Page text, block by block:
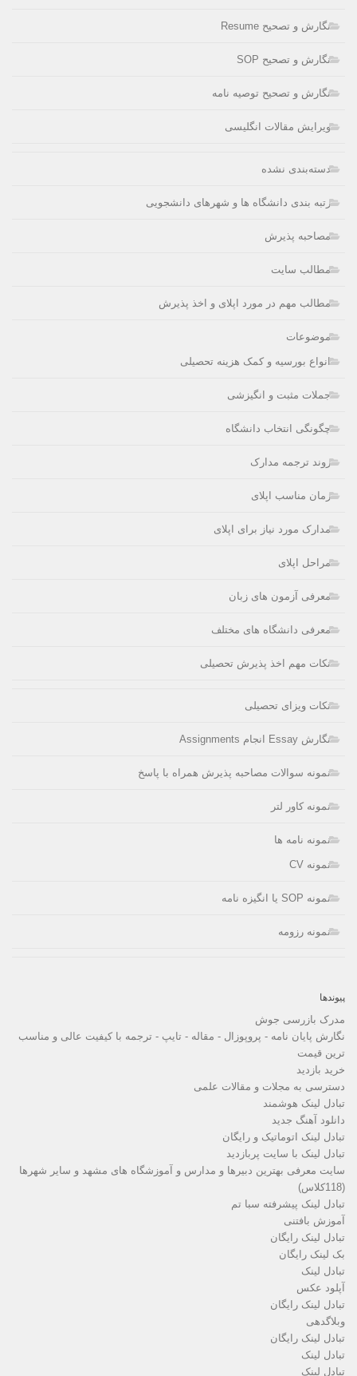
نگارش و تصحیح Resume
نگارش و تصحیح SOP
نگارش و تصحیح توصیه نامه
ویرایش مقالات انگلیسی
دسته‌بندی نشده
رتبه بندی دانشگاه ها و شهرهای دانشجویی
مصاحبه پذیرش
مطالب سایت
مطالب مهم در مورد اپلای و اخذ پذیرش
موضوعات
انواع بورسیه و کمک هزینه تحصیلی
جملات مثبت و انگیزشی
چگونگی انتخاب دانشگاه
روند ترجمه مدارک
زمان مناسب اپلای
مدارک مورد نیاز برای اپلای
مراحل اپلای
معرفی آزمون های زبان
معرفی دانشگاه های مختلف
نکات مهم اخذ پذیرش تحصیلی
نکات ویزای تحصیلی
نگارش Essay انجام Assignments
نمونه سوالات مصاحبه پذیرش همراه با پاسخ
نمونه کاور لتر
نمونه نامه ها
نمونه CV
نمونه SOP یا انگیزه نامه
نمونه رزومه
پیوندها
مدرک بازرسی جوش
نگارش پایان نامه - پروپوزال - مقاله - تایپ - ترجمه با کیفیت عالی و مناسب
ترین قیمت
خرید بازدید
دسترسی به مجلات و مقالات علمی
تبادل لینک هوشمند
دانلود آهنگ جدید
تبادل لینک اتوماتیک و رایگان
تبادل لینک با سایت پربازدید
سایت معرفی بهترین دبیرها و مدارس و آموزشگاه های مشهد و سایر شهرها
(118کلاس)
تبادل لینک پیشرفته سبا تم
آموزش بافتنی
تبادل لینک رایگان
بک لینک رایگان
تبادل لینک
آپلود عکس
تبادل لینک رایگان
وبلاگدهی
تبادل لینک رایگان
تبادل لینک
تبادل لینک